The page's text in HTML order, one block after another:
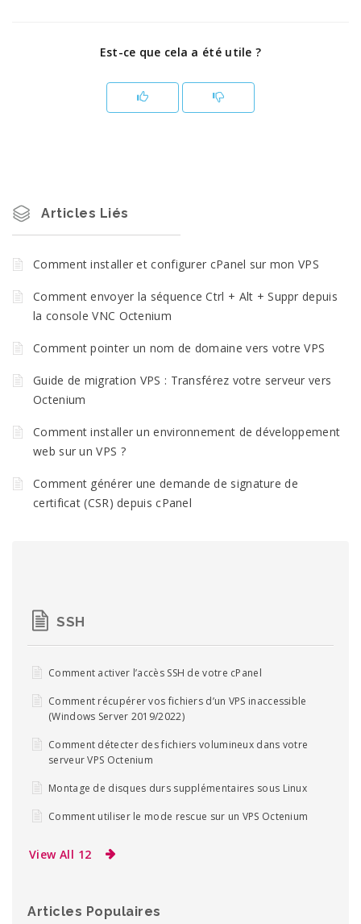
Est-ce que cela a été utile ?
Articles Liés
Comment installer et configurer cPanel sur mon VPS
Comment envoyer la séquence Ctrl + Alt + Suppr depuis
la console VNC Octenium
Comment pointer un nom de domaine vers votre VPS
Guide de migration VPS : Transférez votre serveur vers
Octenium
Comment installer un environnement de développement
web sur un VPS ?
Comment générer une demande de signature de
certificat (CSR) depuis cPanel
SSH
Comment activer l’accès SSH de votre cPanel
Comment récupérer vos fichiers d’un VPS inaccessible
(Windows Server 2019/2022)
Comment détecter des fichiers volumineux dans votre
serveur VPS Octenium
Montage de disques durs supplémentaires sous Linux
Comment utiliser le mode rescue sur un VPS Octenium
View All 12
Articles Populaires